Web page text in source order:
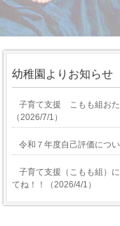
幼稚園よりお知らせ
子育て支援 こもも組おた
（2026/7/1 ）
令和７年度自己評価につ
子育て支援（こもも組）
てね！！
（2026/4/1 ）